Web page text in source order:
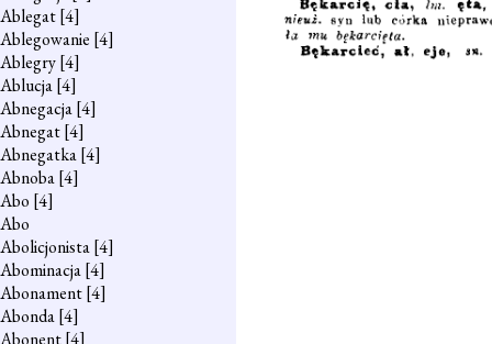
Ablegat[4]
Ablegowanie [4]
Ablegry[4]
Ablucja[4]
Abnegacja[4]
Abnegat[4]
Abnegatka[4]
Abnoba[4]
Abo [4]
Abo
Abolicjonista[4]
Abominacja[4]
Abonament[4]
Abonda[4]
Abonent[4]